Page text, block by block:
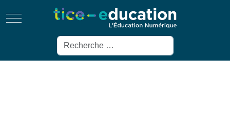
Mobile Menu Toggle
Rechercher